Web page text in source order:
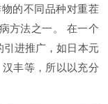
的不同品种对重茬
方法之一。 在一个
引进推广，如日本元
丰等，所以以充分